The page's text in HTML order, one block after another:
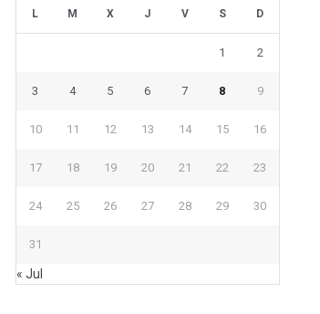
L M X J V S D
1 2
3 4 5 6 7 8 9
10 11 12 13 14 15 16
17 18 19 20 21 22 23
24 25 26 27 28 29 30
31
« Jul